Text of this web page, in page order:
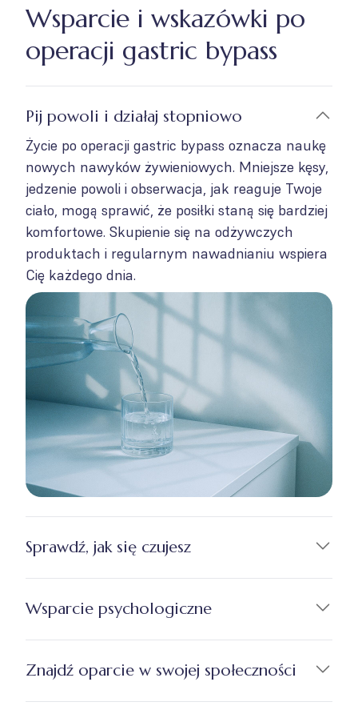
Wsparcie i wskazówki po
operacji gastric bypass
Pij powoli i działaj stopniowo
Życie po operacji gastric bypass oznacza naukę
nowych nawyków żywieniowych. Mniejsze kęsy,
jedzenie powoli i obserwacja, jak reaguje Twoje
ciało, mogą sprawić, że posiłki staną się bardziej
komfortowe. Skupienie się na odżywczych
produktach i regularnym nawadnianiu wspiera
Cię każdego dnia.
Sprawdź, jak się czujesz
Wsparcie psychologiczne
Znajdź oparcie w swojej społeczności